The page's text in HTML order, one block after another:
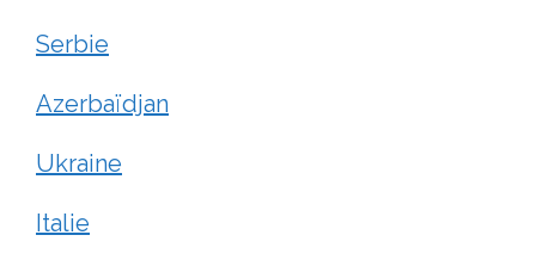
Serbie
Azerbaïdjan
Ukraine
Italie